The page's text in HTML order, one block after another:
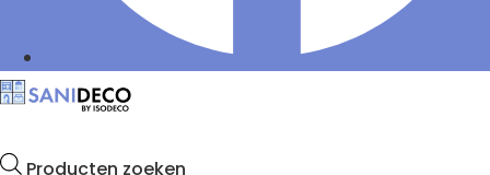
Producten zoeken